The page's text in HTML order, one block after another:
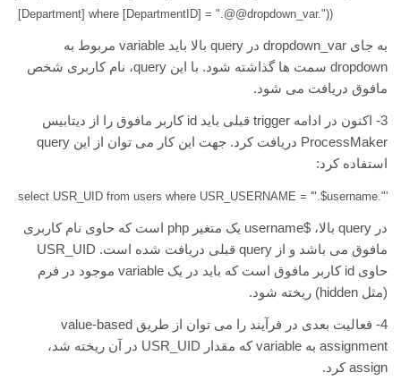
[Department] where [DepartmentID] = ".@@dropdown_var."))
به جای dropdown_var در query بالا باید variable مربوط به
dropdown سمت ها گذاشته شود. با این query، نام کاربری شخص
مافوق دریافت می شود.
3- اکنون در ادامه trigger قبلی باید id کاربر مافوق را از دیتابیس
ProcessMaker دریافت کرد. جهت این کار می توان از این query
استفاده کرد:
select USR_UID from users where USR_USERNAME = '".$username."'
در query بالا، $username یک متغیر php است که حاوی نام کاربری
مافوق می باشد و از query قبلی دریافت شده است. USR_UID
حاوی id کاربر مافوق است که باید در یک variable موجود در فرم
(مثل hidden) ریخته شود.
4- فعالیت بعدی در فرآیند را می توان از طریق value-based
assignment به variable که مقدار USR_UID در آن ریخته شد،
assign کرد.